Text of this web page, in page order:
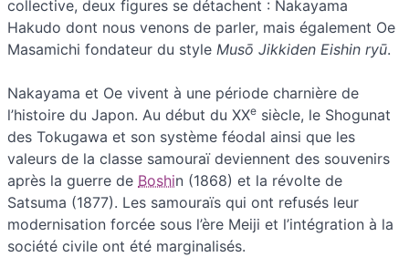
collective, deux figures se détachent : Nakayama
Hakudo dont nous venons de parler, mais également Oe
Masamichi fondateur du style Musō Jikkiden Eishin ryū.
Nakayama et Oe vivent à une période charnière de
l’histoire du Japon. Au début du XXe siècle, le Shogunat
des Tokugawa et son système féodal ainsi que les
valeurs de la classe samouraï deviennent des souvenirs
après la guerre de Boshin (1868) et la révolte de
Satsuma (1877). Les samouraïs qui ont refusés leur
modernisation forcée sous l’ère Meiji et l’intégration à la
société civile ont été marginalisés.